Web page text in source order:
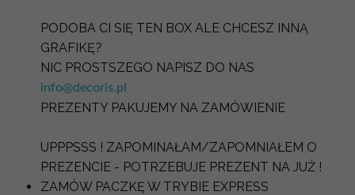
PODOBA CI SIĘ TEN BOX ALE CHCESZ INNĄ
GRAFIKĘ?
NIC PROSTSZEGO NAPISZ DO NAS
info@decoris.pl
PREZENTY PAKUJEMY NA ZAMÓWIENIE
UPPPSSS ! ZAPOMINAŁAM/ZAPOMNIAŁEM O
PREZENCIE - POTRZEBUJE PREZENT NA JUŻ !
ZAMÓW PACZKĘ W TRYBIE EXPRESS